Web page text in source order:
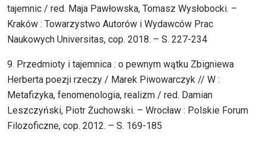
tajemnic / red. Maja Pawłowska, Tomasz Wysłobocki. –
Kraków : Towarzystwo Autorów i Wydawców Prac
Naukowych Universitas, cop. 2018. – S. 227-234
9. Przedmioty i tajemnica : o pewnym wątku Zbigniewa
Herberta poezji rzeczy / Marek Piwowarczyk // W :
Metafizyka, fenomenologia, realizm / red. Damian
Leszczyński, Piotr Żuchowski. – Wrocław : Polskie Forum
Filozoficzne, cop. 2012. – S. 169-185